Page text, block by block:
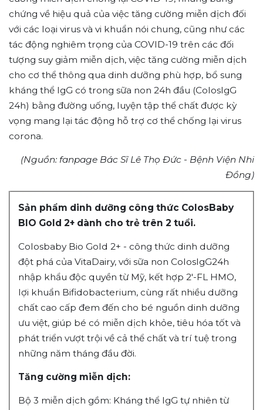
chứng về hiệu quả của việc tăng cường miễn dịch đối
với các loại virus và vi khuẩn nói chung, cũng như các
tác động nghiêm trọng của COVID-19 trên các đối
tượng suy giảm miễn dịch, việc tăng cường miễn dịch
cho cơ thể thông qua dinh dưỡng phù hợp, bổ sung
kháng thể IgG có trong sữa non 24h đầu (ColosIgG
24h) bằng đường uống, luyện tập thể chất được kỳ
vọng mang lại tác động hỗ trợ cơ thể chống lại virus
corona.
(Nguồn: fanpage Bác Sĩ Lê Thọ Đức - Bệnh Viện Nhi
Đồng)
Sản phẩm dinh dưỡng công thức ColosBaby
BIO Gold 2+ dành cho trẻ trên 2 tuổi.
Colosbaby Bio Gold 2+ - công thức dinh dưỡng
đột phá của VitaDairy, với sữa non ColosIgG24h
nhập khẩu độc quyền từ Mỹ, kết hợp 2'-FL HMO,
lợi khuẩn Bifidobacterium, cùng rất nhiều dưỡng
chất cao cấp đem đến cho bé nguồn dinh dưỡng
ưu việt, giúp bé có miễn dịch khỏe, tiêu hóa tốt và
phát triển vượt trội về cả thể chất và trí tuệ trong
những năm tháng đầu đời.
Tăng cường miễn dịch:
Bộ 3 miễn dịch gồm: Kháng thể IgG tự nhiên từ